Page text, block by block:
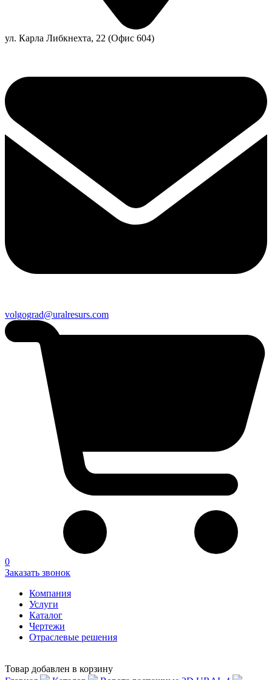
ул. Карла Либкнехта, 22 (Офис 604)
volgograd@uralresurs.com
0
Заказать звонок
Компания
Услуги
Каталог
Чертежи
Отраслевые решения
Товар добавлен в корзину